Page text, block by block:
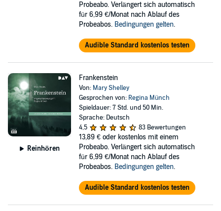
Probeabo. Verlängert sich automatisch
für 6,99 €/Monat nach Ablauf des
Probeabos. Bedingungen gelten.
Audible Standard kostenlos testen
Reinhören
Frankenstein
Von: Mary Shelley
Gesprochen von: Regina Münch
Spieldauer: 7 Std. und 50 Min.
Sprache: Deutsch
4,5
83 Bewertungen
13,89 € oder kostenlos mit einem
Probeabo. Verlängert sich automatisch
für 6,99 €/Monat nach Ablauf des
Probeabos. Bedingungen gelten.
Audible Standard kostenlos testen